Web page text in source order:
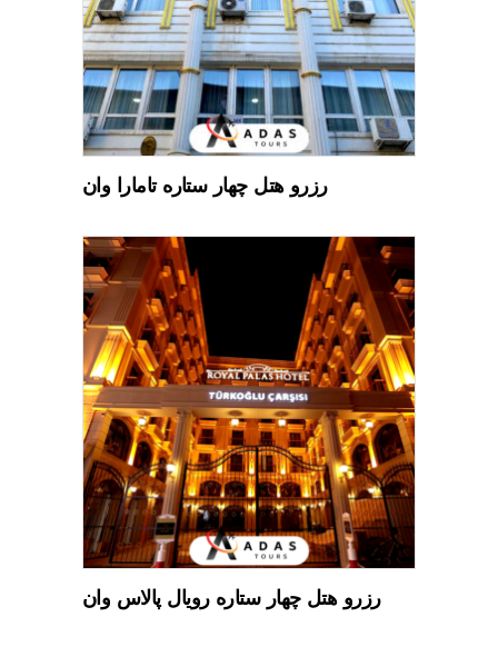
رزرو هتل چهار ستاره تامارا وان
READ MORE
رزرو هتل چهار ستاره رویال پالاس وان